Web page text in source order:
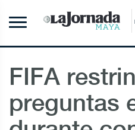
FIFA
preguntas